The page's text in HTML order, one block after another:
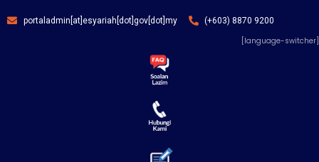
portaladmin[at]esyariah[dot]gov[dot]my (+603) 8870 9200
[language-switcher]